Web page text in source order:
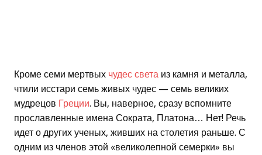
Кроме семи мертвых чудес света из камня и металла,
чтили исстари семь живых чудес — семь великих
мудрецов Греции. Вы, наверное, сразу вспомните
прославленные имена Сократа, Платона… Нет! Речь
идет о других ученых, живших на столетия раньше. С
одним из членов этой «великолепной семерки» вы